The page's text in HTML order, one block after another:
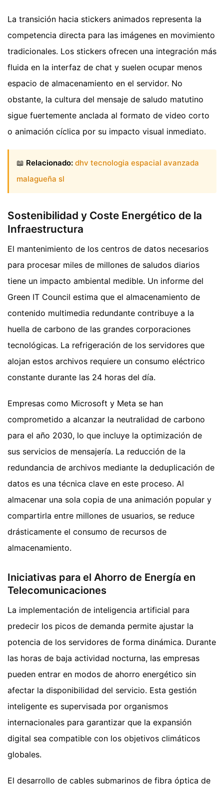
La transición hacia stickers animados representa la
competencia directa para las imágenes en movimiento
tradicionales. Los stickers ofrecen una integración más
fluida en la interfaz de chat y suelen ocupar menos
espacio de almacenamiento en el servidor. No
obstante, la cultura del mensaje de saludo matutino
sigue fuertemente anclada al formato de video corto
o animación cíclica por su impacto visual inmediato.
📖 Relacionado: dhv tecnologia espacial avanzada
malagueña sl
Sostenibilidad y Coste Energético de la
Infraestructura
El mantenimiento de los centros de datos necesarios
para procesar miles de millones de saludos diarios
tiene un impacto ambiental medible. Un informe del
Green IT Council estima que el almacenamiento de
contenido multimedia redundante contribuye a la
huella de carbono de las grandes corporaciones
tecnológicas. La refrigeración de los servidores que
alojan estos archivos requiere un consumo eléctrico
constante durante las 24 horas del día.
Empresas como Microsoft y Meta se han
comprometido a alcanzar la neutralidad de carbono
para el año 2030, lo que incluye la optimización de
sus servicios de mensajería. La reducción de la
redundancia de archivos mediante la deduplicación de
datos es una técnica clave en este proceso. Al
almacenar una sola copia de una animación popular y
compartirla entre millones de usuarios, se reduce
drásticamente el consumo de recursos de
almacenamiento.
Iniciativas para el Ahorro de Energía en
Telecomunicaciones
La implementación de inteligencia artificial para
predecir los picos de demanda permite ajustar la
potencia de los servidores de forma dinámica. Durante
las horas de baja actividad nocturna, las empresas
pueden entrar en modos de ahorro energético sin
afectar la disponibilidad del servicio. Esta gestión
inteligente es supervisada por organismos
internacionales para garantizar que la expansión
digital sea compatible con los objetivos climáticos
globales.
El desarrollo de cables submarinos de fibra óptica de